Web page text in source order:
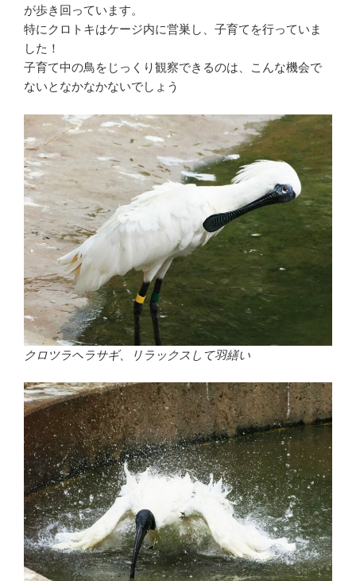
が歩き回っています。
特にクロトキはケージ内に営巣し、子育てを行っていま
した！
子育て中の鳥をじっくり観察できるのは、こんな機会で
ないとなかなかないでしょう
クロツラヘラサギ、リラックスして羽繕い